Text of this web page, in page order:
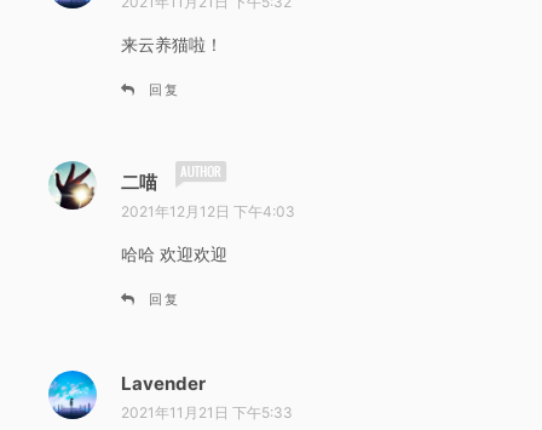
来云养猫啦！
回复
二喵
：
2021年12月12日 下午4:03
哈哈 欢迎欢迎
回复
Lavender
道
2021年11月21日 下午5:33